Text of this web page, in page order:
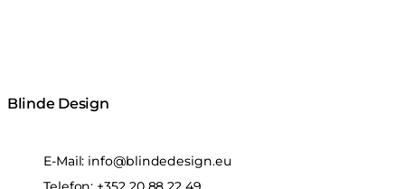
Blinde Design
E-Mail: info@blindedesign.eu